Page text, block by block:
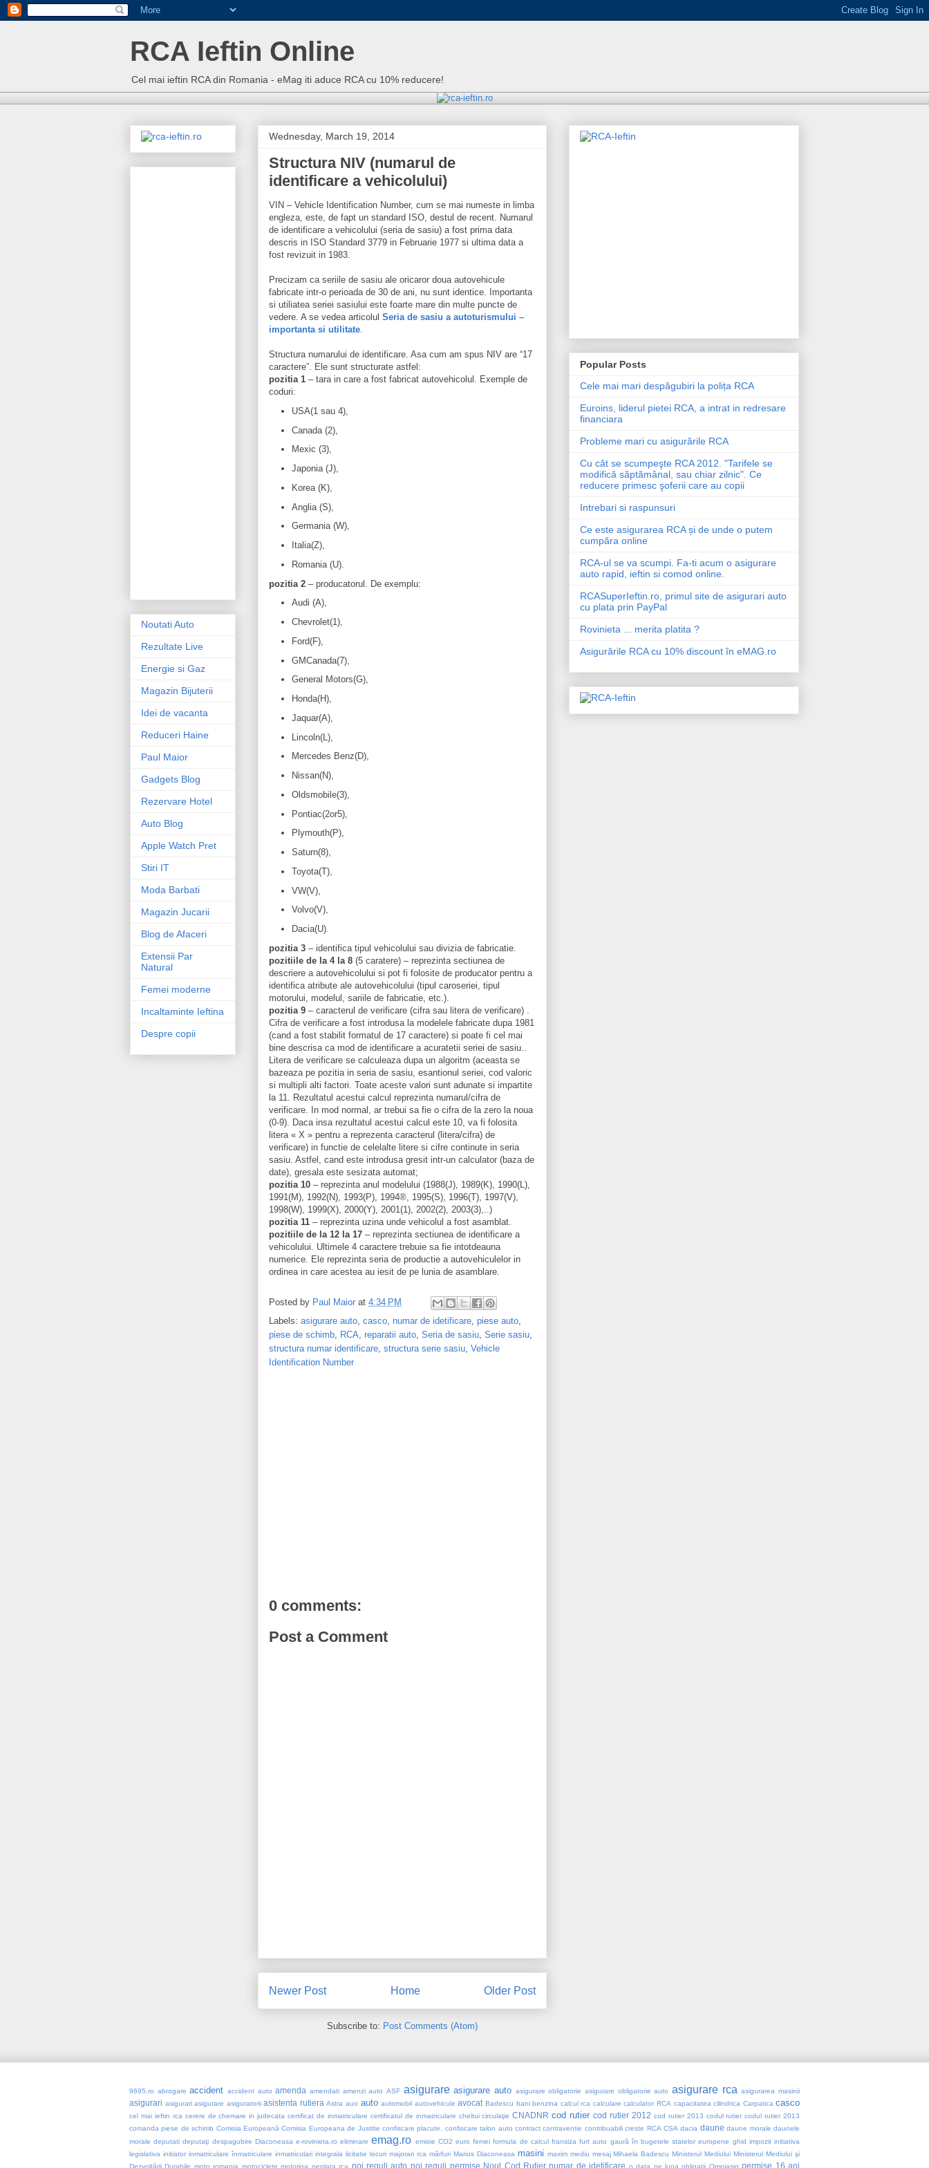
RCA Ieftin Online
Cel mai ieftin RCA din Romania - eMag iti aduce RCA cu 10% reducere!
Wednesday, March 19, 2014
Structura NIV (numarul de
identificare a vehicolului)
VIN – Vehicle Identification Number, cum se mai numeste in limba
engleza, este, de fapt un standard ISO, destul de recent. Numarul
de identificare a vehicolului (seria de sasiu) a fost prima data
descris in ISO Standard 3779 in Februarie 1977 si ultima data a
fost revizuit in 1983.
Precizam ca seriile de sasiu ale oricaror doua autovehicule
fabricate intr-o perioada de 30 de ani, nu sunt identice. Importanta
si utiliatea seriei sasiului este foarte mare din multe puncte de
vedere. A se vedea articolul Seria de sasiu a autoturismului –
importanta si utilitate.
Structura numarului de identificare. Asa cum am spus NIV are “17
caractere”. Ele sunt structurate astfel:
pozitia 1 – tara in care a fost fabricat autovehicolul. Exemple de
coduri:
USA(1 sau 4),
Canada (2),
Mexic (3),
Japonia (J),
Korea (K),
Anglia (S),
Germania (W),
Italia(Z),
Romania (U).
pozitia 2 – producatorul. De exemplu:
Audi (A),
Chevrolet(1),
Ford(F),
GMCanada(7),
General Motors(G),
Honda(H),
Jaquar(A),
Lincoln(L),
Mercedes Benz(D),
Nissan(N),
Oldsmobile(3),
Pontiac(2or5),
Plymouth(P),
Saturn(8),
Toyota(T),
VW(V),
Volvo(V),
Dacia(U).
pozitia 3 – identifica tipul vehicolului sau divizia de fabricatie.
pozitiile de la 4 la 8 (5 caratere) – reprezinta sectiunea de
descriere a autovehicolului si pot fi folosite de producator pentru a
identifica atribute ale autovehicolului (tipul caroseriei, tipul
motorului, modelul, sariile de fabricatie, etc.).
pozitia 9 – caracterul de verificare (cifra sau litera de verificare) .
Cifra de verificare a fost introdusa la modelele fabricate dupa 1981
(cand a fost stabilit formatul de 17 caractere) si poate fi cel mai
bine descrisa ca mod de identificare a acuratetii seriei de sasiu..
Litera de verificare se calculeaza dupa un algoritm (aceasta se
bazeaza pe pozitia in seria de sasiu, esantionul seriei, cod valoric
si multipli alti factori. Toate aceste valori sunt adunate si impartite
la 11. Rezultatul acestui calcul reprezinta numarul/cifra de
verificare. In mod normal, ar trebui sa fie o cifra de la zero la noua
(0-9). Daca insa rezultatul acestui calcul este 10, va fi folosita
litera « X » pentru a reprezenta caracterul (litera/cifra) de
verificare) in functie de celelalte litere si cifre continute in seria
sasiu. Astfel, cand este introdusa gresit intr-un calculator (baza de
date), gresala este sesizata automat;
pozitia 10 – reprezinta anul modelului (1988(J), 1989(K), 1990(L),
1991(M), 1992(N), 1993(P), 1994®, 1995(S), 1996(T), 1997(V),
1998(W), 1999(X), 2000(Y), 2001(1), 2002(2), 2003(3),..)
pozitia 11 – reprezinta uzina unde vehicolul a fost asamblat.
pozitiile de la 12 la 17 – reprezinta sectiunea de identificare a
vehicolului. Ultimele 4 caractere trebuie sa fie intotdeauna
numerice. Ele reprezinta seria de productie a autovehiculelor in
ordinea in care acestea au iesit de pe lunia de asamblare.
Posted by Paul Maior at 4:34 PM
Labels: asigurare auto casco numar de idetificare piese auto
piese de schimb
RCA reparatii auto Seria de sasiu Serie sasiu
structura numar identificare structura serie sasiu Vehicle
Identification Number
0 comments:
Post a Comment
Newer Post Older Post
Home
Subscribe to: Post Comments (Atom)
Noutati Auto
Rezultate Live
Energie si Gaz
Magazin Bijuterii
Idei de vacanta
Reduceri Haine
Paul Maior
Gadgets Blog
Rezervare Hotel
Auto Blog
Apple Watch Pret
Stiri IT
Moda Barbati
Magazin Jucarii
Blog de Afaceri
Extensii Par
Natural
Femei moderne
Incaltaminte Ieftina
Despre copii
Popular Posts
Cele mai mari despăgubiri la polița RCA
Euroins, liderul pietei RCA, a intrat in redresare
financiara
Probleme mari cu asigurările RCA
Cu cât se scumpeşte RCA 2012. "Tarifele se
modifică săptămânal, sau chiar zilnic". Ce
reducere primesc şoferii care au copii
Intrebari si raspunsuri
Ce este asigurarea RCA și de unde o putem
cumpăra online
RCA-ul se va scumpi. Fa-ti acum o asigurare
auto rapid, ieftin si comod online.
RCASuperIeftin.ro, primul site de asigurari auto
cu plata prin PayPal
Rovinieta ... merita platita ?
Asigurările RCA cu 10% discount în eMAG.ro
9695.ro abrogare accident accident auto amenda amendati amenzi auto ASF asigurare asigurare auto asigurare obligatorie asigurare obligatorie auto asigurare rca asigurarea masinii
asigurari asigurari asigurare asiguratorii asistenta rutiera Astra auo auto automobil autovehicule avocat Badescu bani benzina calcul rca calculare calculator RCA capacitatea cilindrica Carpatica casco
cel mai ieftin rca cerere de chemare in judecata certificat de inmatriculare certificatul de inmatriculare cheltui circulaţie CNADNR cod rutier cod rutier 2012 cod rutier 2013 codul rutier codul rutier 2013
comanda piese de schimb Comisia Europeană Comisia Europeana de Justitie confiscare placute. confiscare talon auto contract contraventie contribuabili creste RCA CSA dacia daune daune morale daunele
morale deputati deputaţi despagubire Diaconeasa e-rovinieta.ro eliminare emag.ro emisie CO2 euro femei formula de calcul fransiza furt auto gaură în bugetele statelor europene ghid impozit initiativa
legislativa initiator inmatriculare înmatriculare inmatriculari integrala licitatie locuri majorari rca mărfuri Marius Diaconeasa masini maxim mediu mesaj Mihaela Badescu Ministerul Mediului Ministerul Mediului şi
Dezvoltării Durabile moto romania motociclete motorina neplata rca noi reguli auto noi reguli permise Noul Cod Rutier numar de idetificare o data pe luna obligatii Omniasig permise 16 ani